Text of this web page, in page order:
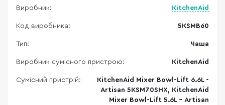
Виробник: KitchenAid
Код виробника: 5KSMB60
Тип: Чаша
Виробник сумісного пристрою: KitchenAid
Сумісний пристрій:
KitchenAid Mixer Bowl-Lift 6.6L -
Artisan 5KSM70SHX, KitchenAid
Mixer Bowl-Lift 5.6L - Artisan